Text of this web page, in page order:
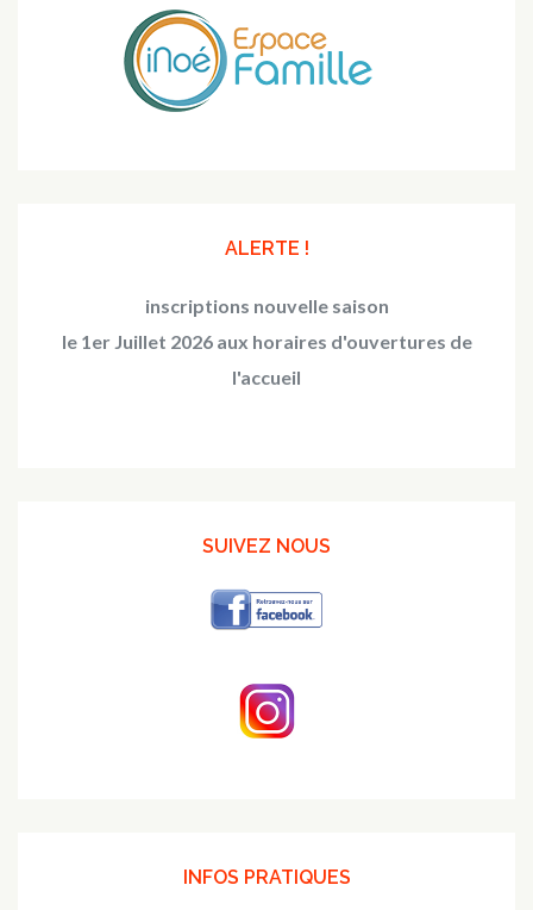
ALERTE !
inscriptions nouvelle saison
le 1er Juillet 2026 aux horaires d'ouvertures de
l'accueil
SUIVEZ NOUS
INFOS PRATIQUES